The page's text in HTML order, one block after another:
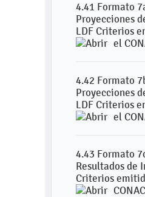
4.41 Formato
Proyecciones
LDF Criterios
el
4.42 Formato
Proyecciones
LDF Criterios
el
4.43 Formato
Resultados de
Criterios
CONAC